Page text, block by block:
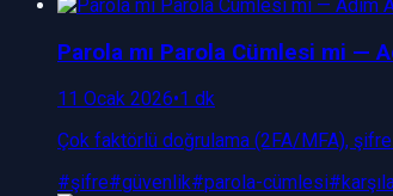
Parola mı Parola Cümlesi mi —
11 Ocak 2026•1 dk
Çok faktörlü doğrulama (2FA/MFA), şifre
#şifre#güvenlik#parola-cümlesi#